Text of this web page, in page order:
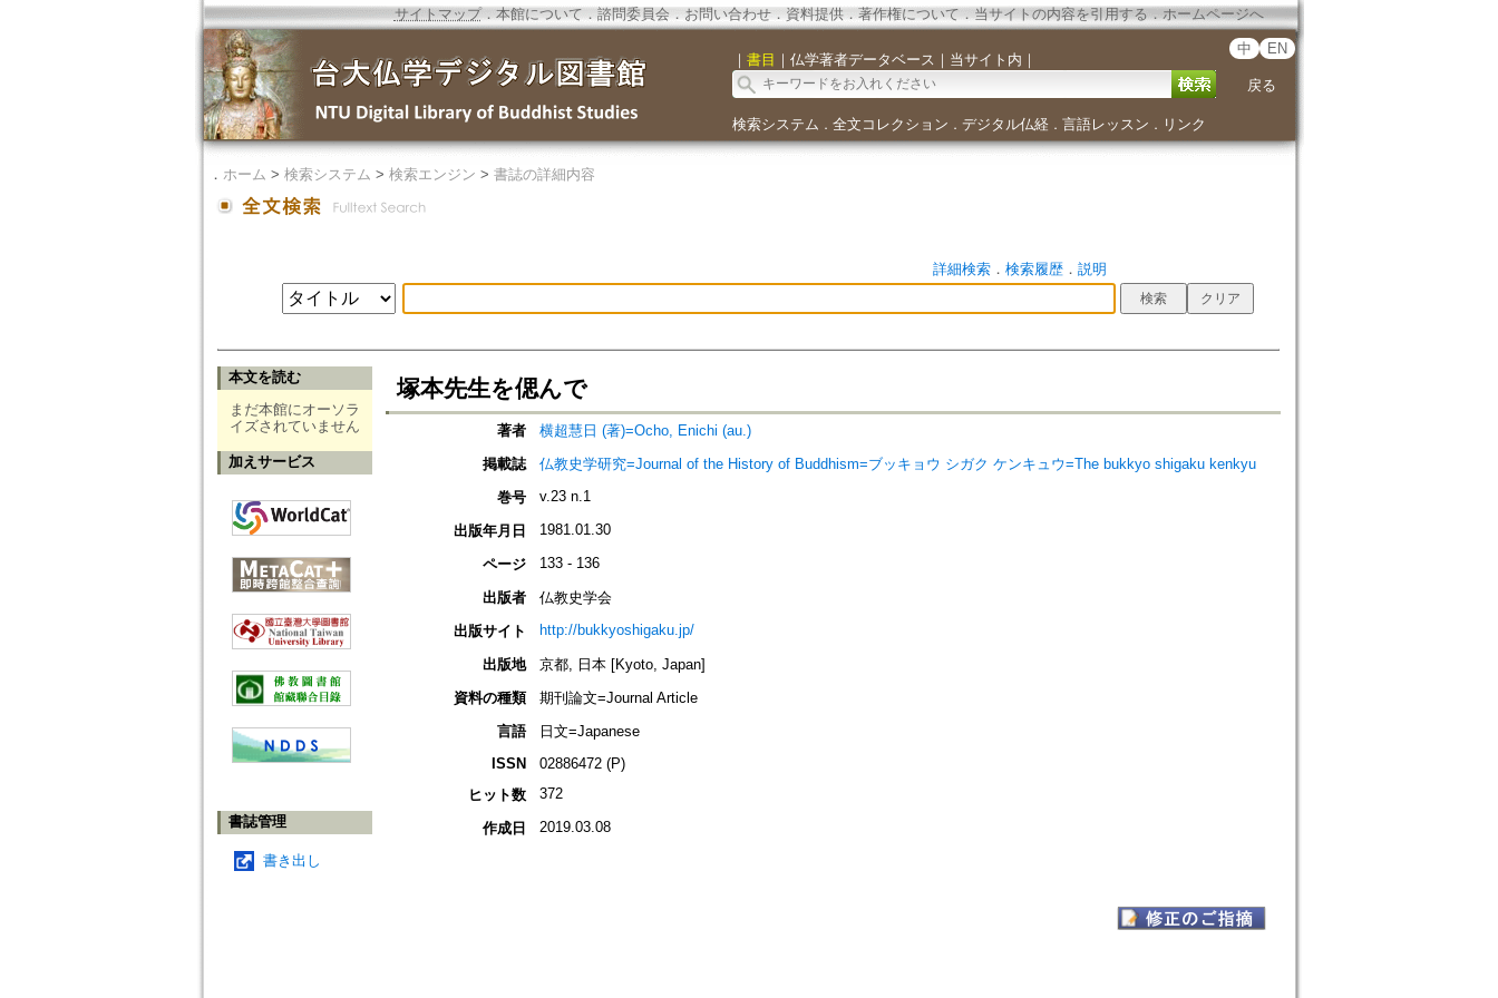
サイトマップ．本館について ． 諮問委員会． お問い合わせ． 資料提供． 著作権について．当サイトの内容を引用する ． ホームページへ
｜ 書目 ｜ 仏学著者データベース ｜ 当サイト内 ｜
中 EN
戻る
検索システム ． 全文コレクション ． デジタル仏経． 言語レッスン ． リンク
． ホーム > 検索システム > 検索エンジン > 書誌の詳細内容
詳細検索． 検索履歴． 説明
本文を読む
まだ本館にオーソラ
イズされていません
加えサービス
書誌管理
書き出し
塚本先生を偲んで
著者
横超慧日 (著)=Ocho, Enichi (au.)
掲載誌
仏教史学研究=Journal of the History of Buddhism=ブッキョウ シガク ケンキュウ=The bukkyo shigaku kenkyu
巻号
v.23 n.1
出版年月日 1981.01.30
ページ 133 - 136
出版者
仏教史学会
出版サイト
http://bukkyoshigaku.jp/
出版地
京都, 日本 [Kyoto, Japan]
資料の種類
期刊論文=Journal Article
言語
日文=Japanese
ISSN
02886472 (P)
ヒット数
372
作成日 2019.03.08